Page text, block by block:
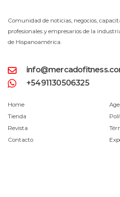
Comunidad de noticias, negocios,
profesionales y empresarios de la
de Hispanoamérica.
+5491130506325
Home
Tienda
Revista
Contacto